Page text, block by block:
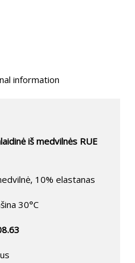
information
iš medvilnės RUE
10% elastanas
30°C